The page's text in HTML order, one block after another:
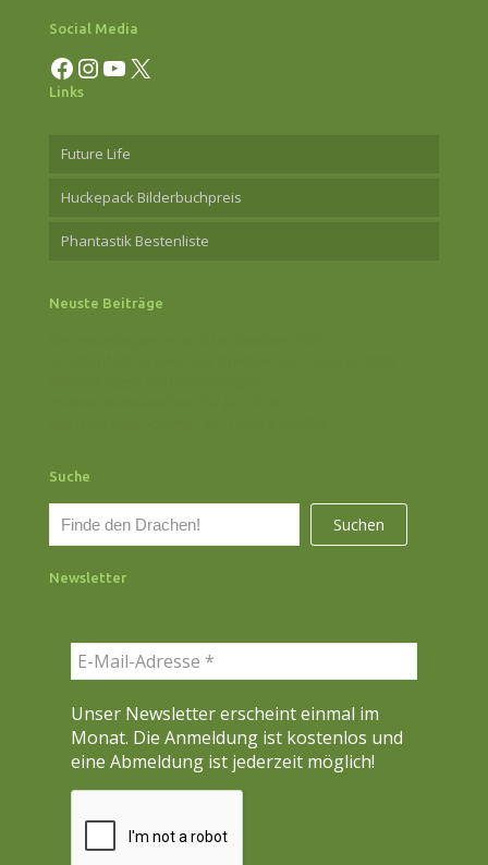
Social Media
Facebook InstagramYouTube X
Links
Future Life
Huckepack Bilderbuchpreis
Phantastik Bestenliste
Neuste Beiträge
Suche
h
Suchen
Newsletter
Unser Newsletter erscheint einmal im
Monat. Die Anmeldung ist kostenlos und
eine Abmeldung ist jederzeit möglich!